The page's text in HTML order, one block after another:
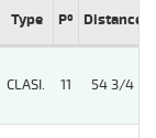
Type Pº Distance
CLASI. 11 54 3/4